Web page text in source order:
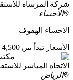
شركة المرساه
الأحساء
الاحساء الهفوف
الأسعار تبدأ من 4,500
الاتجاه المباشر
الرياض